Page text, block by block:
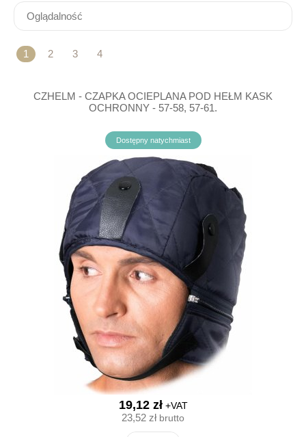
OKAZJE/PROMOCJE
1 2 3 4
CZHELM - CZAPKA OCIEPLANA POD HEŁM KASK
OCHRONNY - 57-58, 57-61.
Dostępny natychmiast
19,12 zł+VAT
23,52 złbrutto